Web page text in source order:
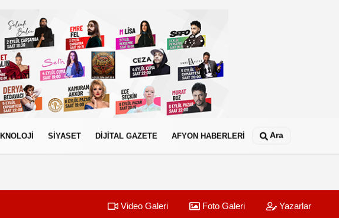
SİYASET DİJİTAL GAZETE AFYON HABERLERİ Ara
Video Galeri Foto Galeri Yazarlar